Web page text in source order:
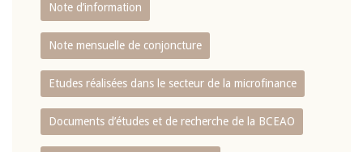
Note d’information
Note mensuelle de conjoncture
Etudes réalisées dans le secteur de la microfinance
Documents d’études et de recherche de la BCEAO